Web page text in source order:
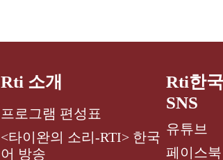
Rti 소개
프로그램 편성표
<타이완의 소리-RTI> 한국
어 방송
Rti한
SNS
유튜브
페이스북